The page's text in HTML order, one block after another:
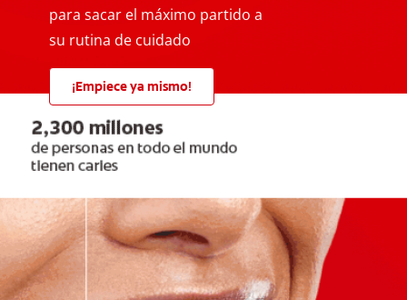
para sacar el máximo partido a
su rutina de cuidado
¡Empiece ya mismo!